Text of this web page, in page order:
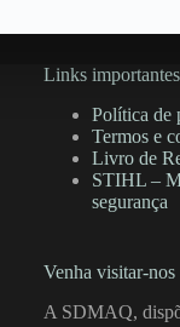
Links importantes
Política de
Termos e
Livro de
STIHL –
segurança
Venha visitar-nos
A SDMAQ,